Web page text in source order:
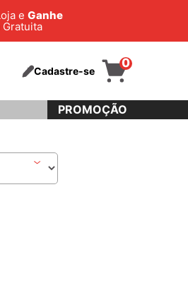
eGanhe
Gratuita
Cadastre-se
0
PROMOÇÃO